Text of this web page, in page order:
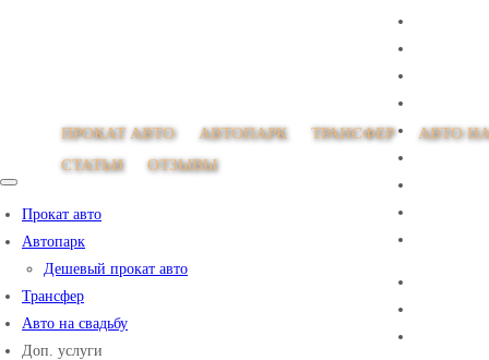
Прокат авто
Автопарк
Дешевый прокат авто
Трансфер
Авто на свадьбу
Доп. услуги
ПРОКАТ АВТО АВТОПАРК ТРАНСФЕР
АВТО
СТАТЬИ
ОТЗЫВЫ